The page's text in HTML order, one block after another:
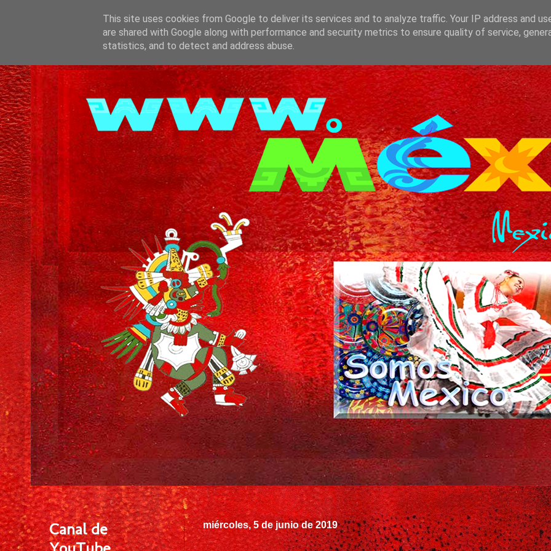
miércoles, 5 de junio de 2019
Canal de
This site uses cookies from Google to deliver its services and to analyze traffic. Your IP address and
are shared with Google along with performance and security metrics to ensure quality of service,
statistics, and to detect and address abuse.